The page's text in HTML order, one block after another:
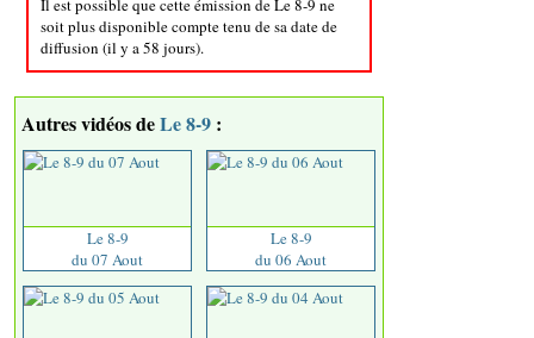
Il est possible que cette émission de Le 8-9 ne
soit plus disponible compte tenu de sa date de
diffusion (il y a 58 jours).
Autres vidéos deLe 8-9 :
Le 8-9
du 07 Aout
Le 8-9
du 06 Aout